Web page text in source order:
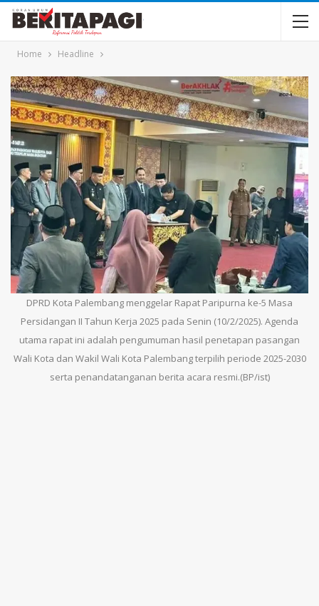
Home Headline
DPRD Kota Palembang menggelar Rapat Paripurna ke-5 Masa
Persidangan II Tahun Kerja 2025 pada Senin (10/2/2025). Agenda
utama rapat ini adalah pengumuman hasil penetapan pasangan
Wali Kota dan Wakil Wali Kota Palembang terpilih periode 2025-2030
serta penandatanganan berita acara resmi.(BP/ist)